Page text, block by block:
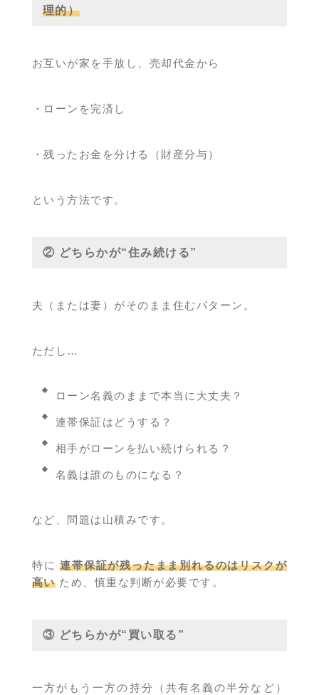
理的）
お互いが家を手放し、売却代金から
・ローンを完済し
・残ったお金を分ける（財産分与）
という方法です。
② どちらかが“住み続ける”
夫（または妻）がそのまま住むパターン。
ただし…
ローン名義のままで本当に大丈夫？
連帯保証はどうする？
相手がローンを払い続けられる？
名義は誰のものになる？
など、問題は山積みです。
特に連帯保証が残ったまま別れるのはリスクが
高いため、慎重な判断が必要です。
③ どちらかが“買い取る”
一方がもう一方の持分（共有名義の半分など）